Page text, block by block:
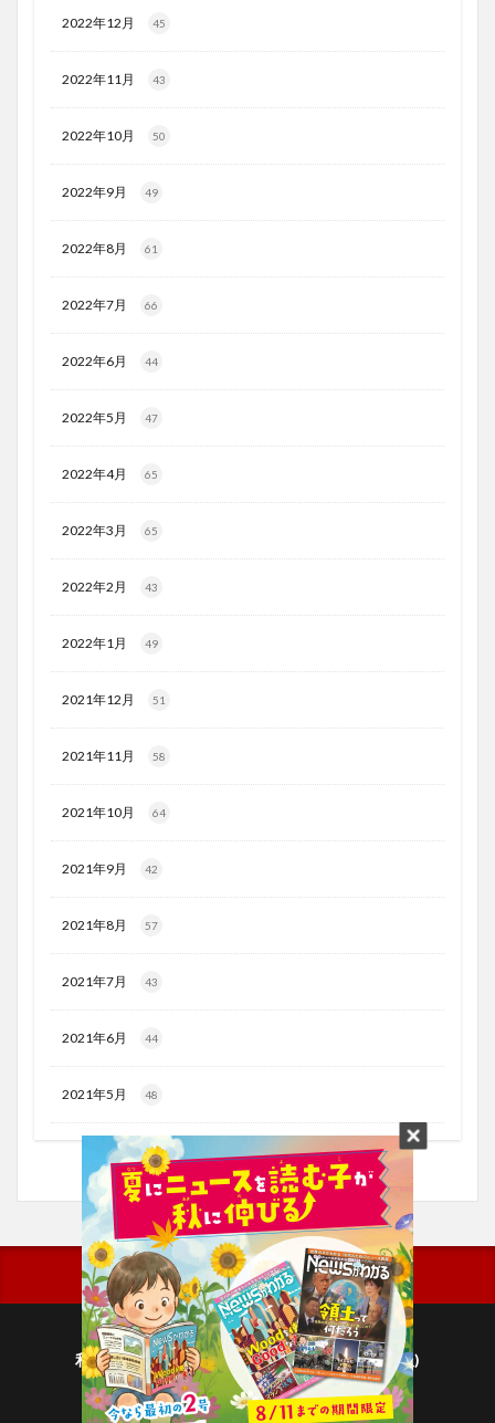
2022年12月 45
2022年11月 43
2022年10月 50
2022年9月 49
2022年8月 61
2022年7月 66
2022年6月 44
2022年5月 47
2022年4月 65
2022年3月 65
2022年2月 43
2022年1月 49
2021年12月 51
2021年11月 58
2021年10月 64
2021年9月 42
2021年8月 57
2021年7月 43
2021年6月 44
2021年5月 48
利用規約
プライバシーポリシー(毎日新聞出版)
個人情報について(毎日新聞社)